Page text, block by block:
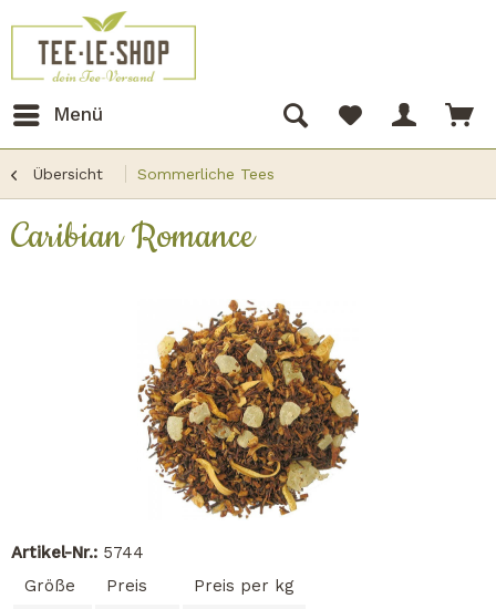
Menü
Übersicht Sommerliche Tees
Caribian Romance
Artikel-Nr.: 5744
Größe
Preis
Preis per kg